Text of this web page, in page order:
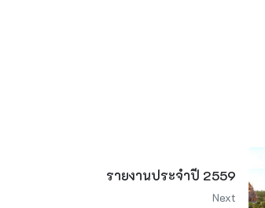
รายงานประจำปี 2559
Next